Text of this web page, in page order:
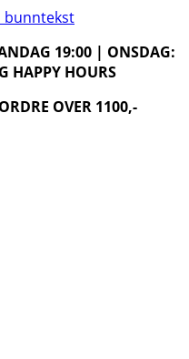
bunntekst
19:00 | ONSDAG:
HAPPY HOURS
OVER 1100,-